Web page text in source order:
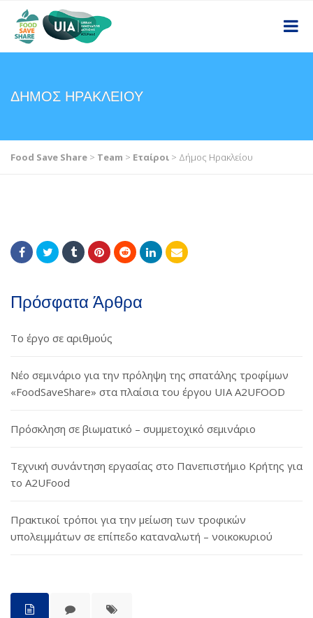
ΔΉΜΟΣ ΗΡΑΚΛΕΊΟΥ
Food Save Share > Team > Εταίροι > Δήμος Ηρακλείου
Πρόσφατα Άρθρα
Το έργο σε αριθμούς
Νέο σεμινάριο για την πρόληψη της σπατάλης τροφίμων
«FoodSaveShare» στα πλαίσια του έργου UIA A2UFOOD
Πρόσκληση σε βιωματικό – συμμετοχικό σεμινάριο
Τεχνική συνάντηση εργασίας στο Πανεπιστήμιο Κρήτης για
το A2UFood
Πρακτικοί τρόποι για την μείωση των τροφικών
υπολειμμάτων σε επίπεδο καταναλωτή – νοικοκυριού